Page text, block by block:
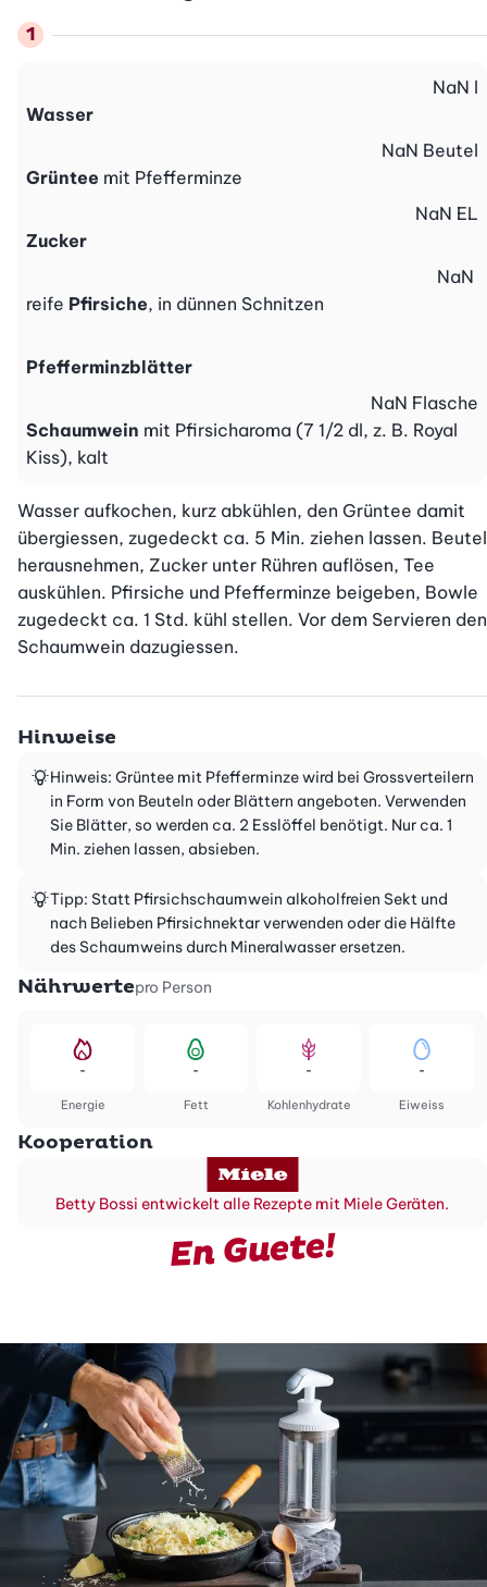
Wasser
NaN l
Grüntee mit Pfefferminze
NaN Beutel
Zucker
NaN EL
reife Pfirsiche, in dünnen Schnitzen
NaN
Pfefferminzblätter
Schaumwein mit Pfirsicharoma (7 1/2 dl, z. B. Royal
Kiss), kalt
NaN Flasche
Wasser aufkochen, kurz abkühlen, den Grüntee damit
übergiessen, zugedeckt ca. 5 Min. ziehen lassen. Beutel
herausnehmen, Zucker unter Rühren auflösen, Tee
auskühlen. Pfirsiche und Pfefferminze beigeben, Bowle
zugedeckt ca. 1 Std. kühl stellen. Vor dem Servieren den
Schaumwein dazugiessen.
Hinweise
Hinweis: Grüntee mit Pfefferminze wird bei Grossverteilern
in Form von Beuteln oder Blättern angeboten. Verwenden
Sie Blätter, so werden ca. 2 Esslöffel benötigt. Nur ca. 1
Min. ziehen lassen, absieben.
Tipp: Statt Pfirsichschaumwein alkoholfreien Sekt und
nach Belieben Pfirsichnektar verwenden oder die Hälfte
des Schaumweins durch Mineralwasser ersetzen.
Nährwertepro Person
Energie
-
Fett
-
Kohlenhydrate
-
Eiweiss
-
Kooperation
Betty Bossi entwickelt alle Rezepte mit Miele Geräten.
En Guete!